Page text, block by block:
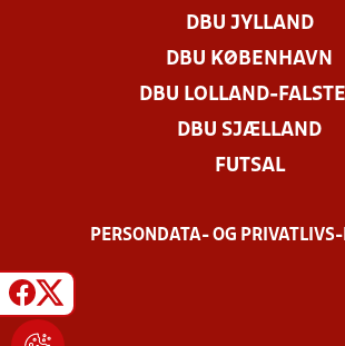
DBU JYLLAND
DBU KØBENHAVN
DBU LOLLAND-
DBU SJÆLLAND
FUTSAL
PERSONDATA- OG